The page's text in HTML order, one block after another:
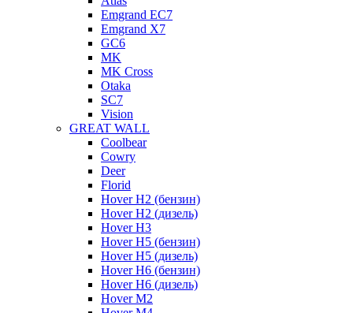
Emgrand EC7
Emgrand X7
GC6
MK
MK Cross
Otaka
SC7
Vision
GREAT WALL
Coolbear
Cowry
Deer
Florid
Hover H2 (бензин)
Hover H2 (дизель)
Hover H3
Hover H5 (бензин)
Hover H5 (дизель)
Hover H6 (бензин)
Hover H6 (дизель)
Hover M2